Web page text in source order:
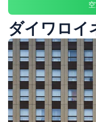
ダイワロイ